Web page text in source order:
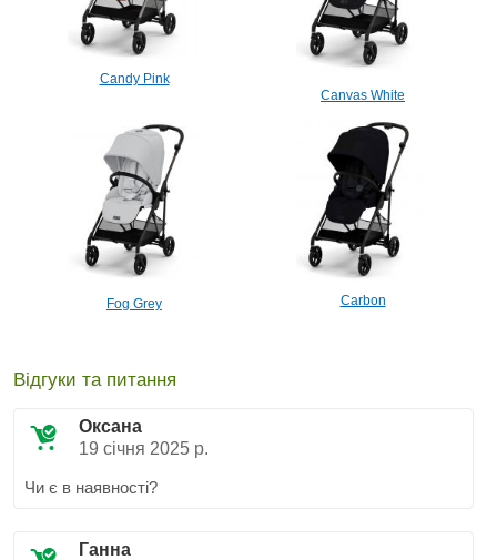
Candy Pink
Canvas White
Fog Grey Carbon
Відгуки та питання
Оксана
19 січня 2025 р.
Чи є в наявності?
Ганна